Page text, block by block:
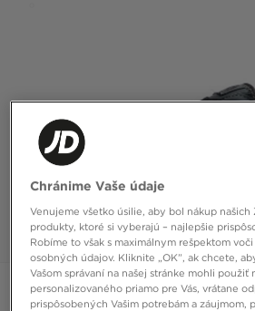
Obrázky
Chránime Vaše údaje
Venujeme všetko úsilie, aby bol nákup našich
produkty, ktoré si vyberajú – najlepšie
Robíme to však s maximálnym rešpektom
osobných údajov. Kliknite „OK”, ak chcete,
Vašom správaní na našej stránke mohli použiť
personalizovaného priamo pre Vás, vrátane
prispôsobených Vašim potrebám a záujmom,